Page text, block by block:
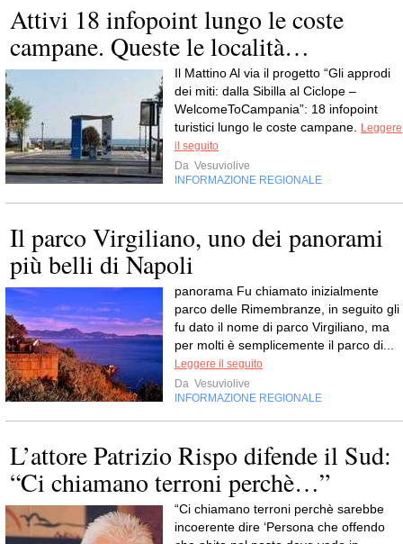
Attivi 18 infopoint lungo le coste
campane. Queste le località…
Il Mattino Al via il progetto “Gli approdi
dei miti: dalla Sibilla al Ciclope –
WelcomeToCampania”: 18 infopoint
turistici lungo le coste campane.
Leggere
il seguito
Da Vesuviolive
INFORMAZIONE REGIONALE
Il parco Virgiliano, uno dei panorami
più belli di Napoli
panorama Fu chiamato inizialmente
parco delle Rimembranze, in seguito gli
fu dato il nome di parco Virgiliano, ma
per molti è semplicemente il parco di...
Leggere il seguito
Da Vesuviolive
INFORMAZIONE REGIONALE
L’attore Patrizio Rispo difende il Sud:
“Ci chiamano terroni perchè…”
“Ci chiamano terroni perchè sarebbe
incoerente dire ‘Persona che offendo